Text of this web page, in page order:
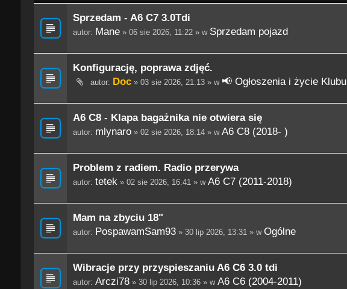
Sprzedam - A6 C7 3.0Tdi
autor: Mane» 06 sie 2026, 11:22 » w Sprzedam pojazd
Konfigurację, poprawa zdjęć.
autor: Doc» 03 sie 2026, 21:13 » w 📢 Ogłoszenia i życie Klubu
A6 C8 - Klapa bagażnika nie otwiera się
autor: mlynaro» 02 sie 2026, 18:14 » w A6 C8 (2018- )
Problem z radiem. Radio przerywa
autor: tetek» 02 sie 2026, 16:41 » w A6 C7 (2011-2018)
Mam na zbyciu 18"
autor: PospawamSam93» 30 lip 2026, 13:31 » w Ogólne
Wibracje przy przyspieszaniu A6 C6 3.0 tdi
autor: Arczi78» 30 lip 2026, 10:36 » w A6 C6 (2004-2011)